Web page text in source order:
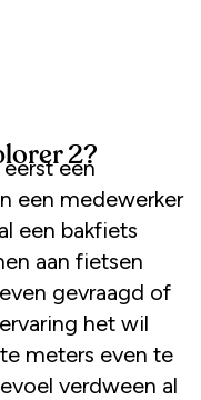
2?
een
een medewerker
een bakfiets
aan fietsen
gevraagd of
het wil
meters even te
verdween al